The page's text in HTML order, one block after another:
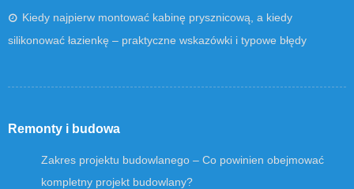
Kiedy najpierw montować kabinę prysznicową, a kiedy
silikonować łazienkę – praktyczne wskazówki i typowe błędy
Remonty i budowa
Zakres projektu budowlanego – Co powinien obejmować
kompletny projekt budowlany?